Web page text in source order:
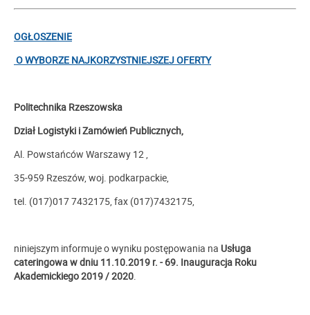
OGŁOSZENIE
O WYBORZE NAJKORZYSTNIEJSZEJ OFERTY
Politechnika Rzeszowska
Dział Logistyki i Zamówień Publicznych,
Al. Powstańców Warszawy 12 ,
35-959 Rzeszów, woj. podkarpackie,
tel. (017)017 7432175, fax (017)7432175,
niniejszym informuje o wyniku postępowania na Usługa
cateringowa w dniu 11.10.2019 r. - 69. Inauguracja Roku
Akademickiego 2019 / 2020.